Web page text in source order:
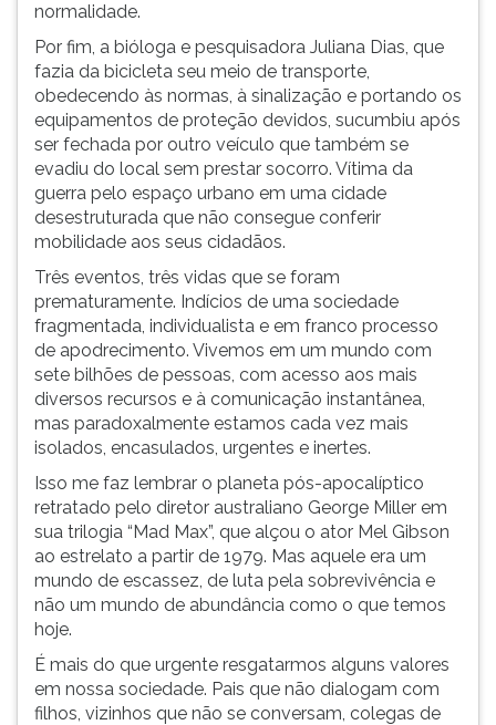
depois
Pressione
ouvir
essa
instrução
novamente.
normalidade.
Por fim, a bióloga e pesquisadora Juliana Dias, que
fazia da bicicleta seu meio de transporte,
obedecendo às normas, à sinalização e portando os
equipamentos de proteção devidos, sucumbiu após
ser fechada por outro veículo que também se
evadiu do local sem prestar socorro. Vítima da
guerra pelo espaço urbano em uma cidade
desestruturada que não consegue conferir
mobilidade aos seus cidadãos.
Três eventos, três vidas que se foram
prematuramente. Indícios de uma sociedade
fragmentada, individualista e em franco processo
de apodrecimento. Vivemos em um mundo com
sete bilhões de pessoas, com acesso aos mais
diversos recursos e à comunicação instantânea,
mas paradoxalmente estamos cada vez mais
isolados, encasulados, urgentes e inertes.
Isso me faz lembrar o planeta pós-apocalíptico
retratado pelo diretor australiano George Miller em
sua trilogia “Mad Max”, que alçou o ator Mel Gibson
ao estrelato a partir de 1979. Mas aquele era um
mundo de escassez, de luta pela sobrevivência e
não um mundo de abundância como o que temos
hoje.
É mais do que urgente resgatarmos alguns valores
em nossa sociedade. Pais que não dialogam com
filhos, vizinhos que não se conversam, colegas de